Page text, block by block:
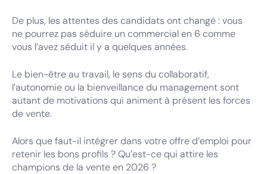
De plus, les attentes des candidats ont changé : vous
ne pourrez pas séduire un commercial en 6 comme
vous l’avez séduit il y a quelques années.
Le bien-être au travail, le sens du collaboratif,
l’autonomie ou la bienveillance du management sont
autant de motivations qui animent à présent les forces
de vente.
Alors que faut-il intégrer dans votre offre d’emploi pour
retenir les bons profils ? Qu’est-ce qui attire les
champions de la vente en 2026 ?